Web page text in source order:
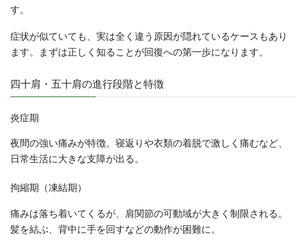
す。
症状が似ていても、実は全く違う原因が隠れているケースもあり
ます。まずは正しく知ることが回復への第一歩になります。
四十肩・五十肩の進行段階と特徴
炎症期
夜間の強い痛みが特徴。寝返りや衣類の着脱で激しく痛むなど、
日常生活に大きな支障が出る。
拘縮期（凍結期）
痛みは落ち着いてくるが、肩関節の可動域が大きく制限される。
髪を結ぶ、背中に手を回すなどの動作が困難に。